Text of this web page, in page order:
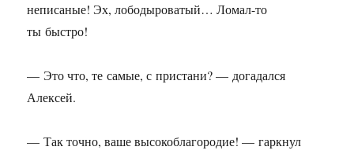
неписаные! Эх, лободыроватый… Ломал-то
ты быстро!
— Это что, те самые, с пристани? — догадался
Алексей.
— Так точно, ваше высокоблагородие! — гаркнул